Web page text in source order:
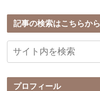
記事の検索はこちらから
プロフィール